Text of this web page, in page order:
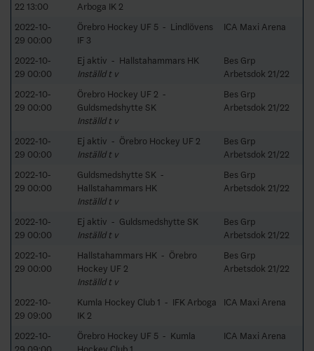
22 13:00
Arboga IK 2
2022-10-
29 00:00
Örebro Hockey UF 5 - Lindlövens
IF 3
ICA Maxi Arena
2022-10-
29 00:00
Ej aktiv - Hallstahammars HK
Inställd t v
Bes Grp
Arbetsdok 21/22
2022-10-
29 00:00
Örebro Hockey UF 2 -
Guldsmedshytte SK
Inställd t v
Bes Grp
Arbetsdok 21/22
2022-10-
29 00:00
Ej aktiv - Örebro Hockey UF 2
Inställd t v
Bes Grp
Arbetsdok 21/22
2022-10-
29 00:00
Guldsmedshytte SK -
Hallstahammars HK
Inställd t v
Bes Grp
Arbetsdok 21/22
2022-10-
29 00:00
Ej aktiv - Guldsmedshytte SK
Inställd t v
Bes Grp
Arbetsdok 21/22
2022-10-
29 00:00
Hallstahammars HK - Örebro
Hockey UF 2
Inställd t v
Bes Grp
Arbetsdok 21/22
2022-10-
29 09:00
Kumla Hockey Club 1 - IFK Arboga
IK 2
ICA Maxi Arena
2022-10-
Örebro Hockey UF 5 - Kumla
ICA Maxi Arena